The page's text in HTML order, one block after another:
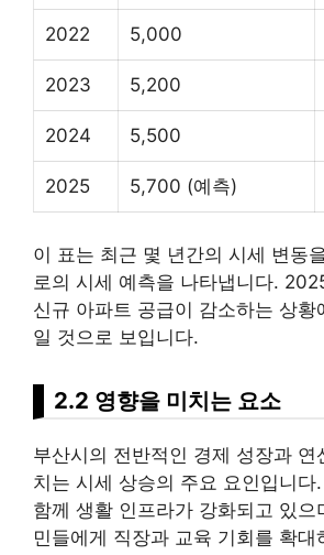
2022 5,000
2023 5,200
2024 5,500
2025 5,700 (예측)
이 표는 최근 몇 년간의 시세 변동
로의 시세 예측을 나타냅니다.
신규 아파트 공급이 감소하는 상황
일 것으로 보입니다.
2.2 영향을 미치는 요소
부산시의 전반적인 경제 성장과 연
치는 시세 상승의 주요 요인입니다
함께 생활 인프라가 강화되고 있으
민들에게 직장과 교육 기회를 확대